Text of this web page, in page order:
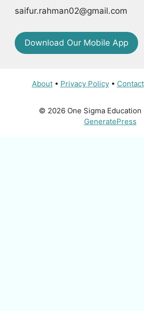
saifur.rahman02@gmail.com
Download Our Mobile App
About• Privacy Policy• Contact
© 2026 One Sigma Education
GeneratePress